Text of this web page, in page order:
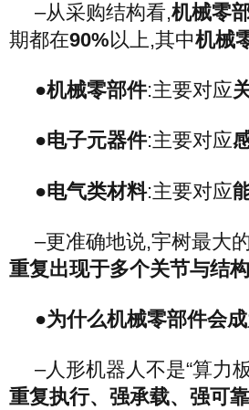
–从采购结构看,机械零
期都在90%以上,其中机械
●机械零部件:主要对应
●电子元器件:主要对应
●电气类材料:主要对应
–更准确地说,宇树最大
重复出现于多个关节与结
●为什么机械零部件会
–人形机器人不是“算力
重复执行、强承载、强可